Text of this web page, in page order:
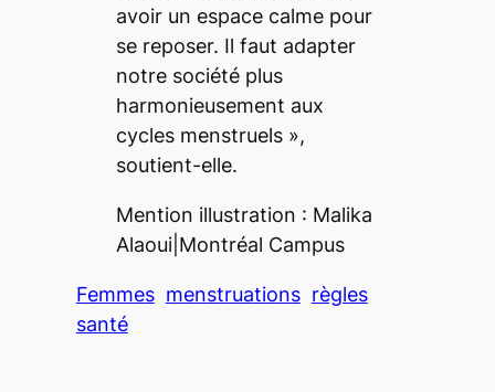
avoir un espace calme pour
se reposer. Il faut adapter
notre société plus
harmonieusement aux
cycles menstruels »,
soutient-elle.
Mention illustration : Malika
Alaoui| Montréal Campus
Femmes menstruations règles
santé